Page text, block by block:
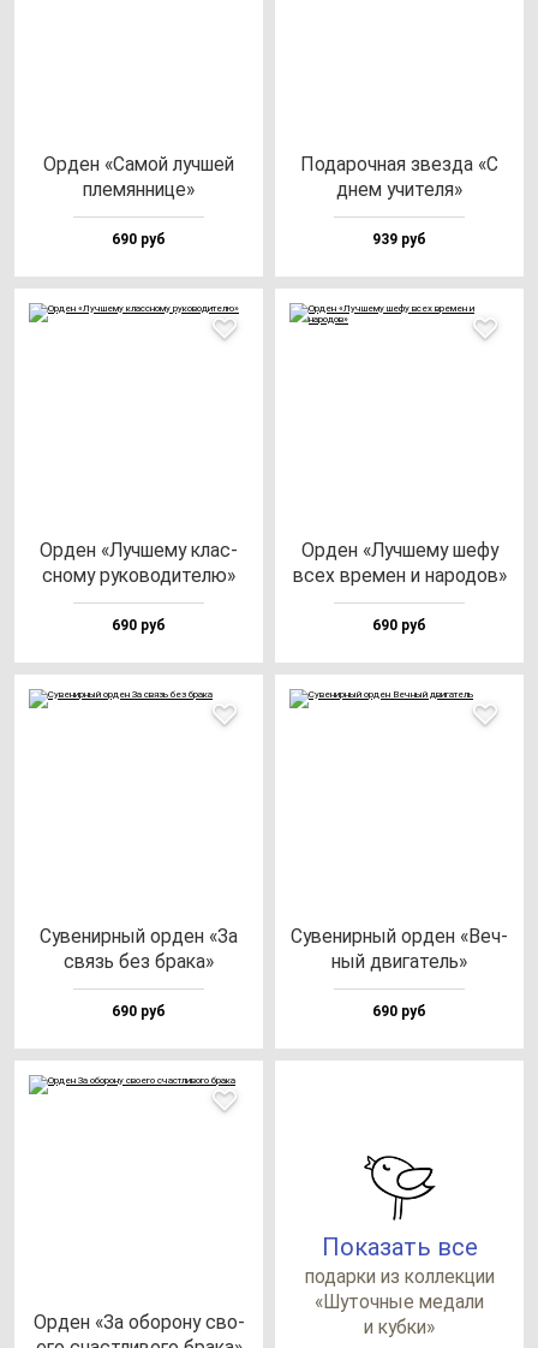
Орден «Самой луч­шей
пле­мян­ни­це»
690 руб
Пода­роч­ная звез­да «С
днем учи­те­ля»
939 руб
Орден «Луч­ше­му клас­
сно­му ру­ко­во­ди­те­лю»
690 руб
Орден «Луч­ше­му ше­фу
всех вре­мен и на­ро­дов»
690 руб
Суве­нир­ный ор­ден «За
связь без бра­ка»
690 руб
Суве­нир­ный ор­ден «Веч­
ный дви­га­тель»
690 руб
Орден «За обо­ро­ну сво­
Показать все
по­дар­ки из кол­лек­ции
«Шуточ­ные ме­да­ли
и куб­ки»